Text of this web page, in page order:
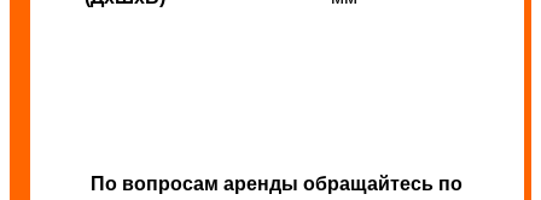
По вопросам аренды обращайтесь по